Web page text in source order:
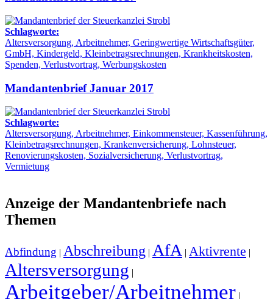
Schlagworte:
Altersversorgung, Arbeitnehmer, Geringwertige Wirtschaftsgüter,
GmbH, Kindergeld, Kleinbetragsrechnungen, Krankheitskosten,
Spenden, Verlustvortrag, Werbungskosten
Mandantenbrief Januar 2017
Schlagworte:
Altersversorgung, Arbeitnehmer, Einkommensteuer, Kassenführung,
Kleinbetragsrechnungen, Krankenversicherung, Lohnsteuer,
Renovierungskosten, Sozialversicherung, Verlustvortrag,
Vermietung
Anzeige der Mandantenbriefe nach
Themen
Abfindung | Abschreibung | AfA | Aktivrente |
Altersversorgung |
Arbeitgeber/Arbeitnehmer |